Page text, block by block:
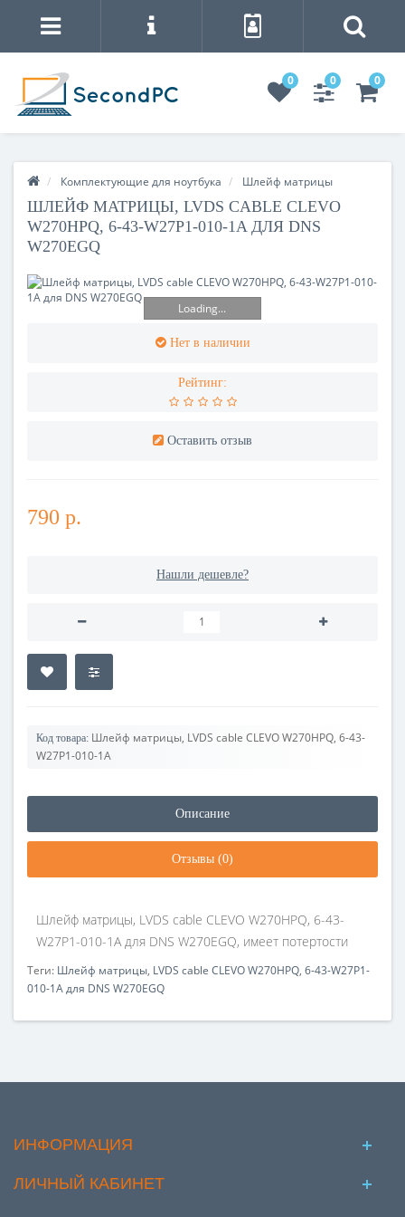
0 0 0
Комплектующие для ноутбука Шлейф матрицы
ШЛЕЙФ МАТРИЦЫ, LVDS CABLE CLEVO
W270HPQ, 6-43-W27P1-010-1A ДЛЯ DNS
W270EGQ
Loading...
Нет в наличии
Рейтинг:
Оставить отзыв
790 р.
Нашли дешевле?
Код товара: Шлейф матрицы, LVDS cable CLEVO W270HPQ, 6-43-
W27P1-010-1A
Описание
Отзывы (0)
Шлейф матрицы, LVDS cable CLEVO W270HPQ, 6-43-
W27P1-010-1A для DNS W270EGQ, имеет потертости
Теги: Шлейф матрицы, LVDS cable CLEVO W270HPQ, 6-43-W27P1-
010-1A для DNS W270EGQ
ИНФОРМАЦИЯ
ЛИЧНЫЙ КАБИНЕТ